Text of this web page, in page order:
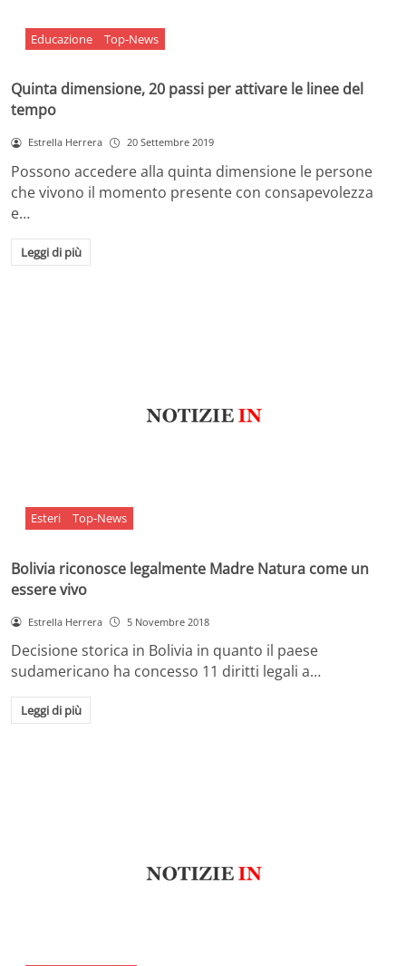
Educazione Top-News
Quinta dimensione, 20 passi per attivare le linee del
tempo
Estrella Herrera 20 Settembre 2019
Possono accedere alla quinta dimensione le persone
che vivono il momento presente con consapevolezza
e…
Leggi di più
Esteri Top-News
Bolivia riconosce legalmente Madre Natura come un
essere vivo
Estrella Herrera 5 Novembre 2018
Decisione storica in Bolivia in quanto il paese
sudamericano ha concesso 11 diritti legali a…
Leggi di più